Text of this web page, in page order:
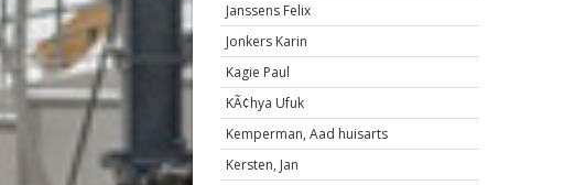
Janssens Felix
Jonkers Karin
Kagie Paul
KÃ¢hya Ufuk
Kemperman, Aad huisarts
Kersten, Jan